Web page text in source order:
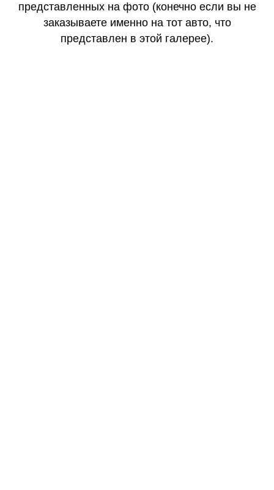
представленных на фото (конечно если вы не
заказываете именно на тот авто, что
представлен в этой галерее).